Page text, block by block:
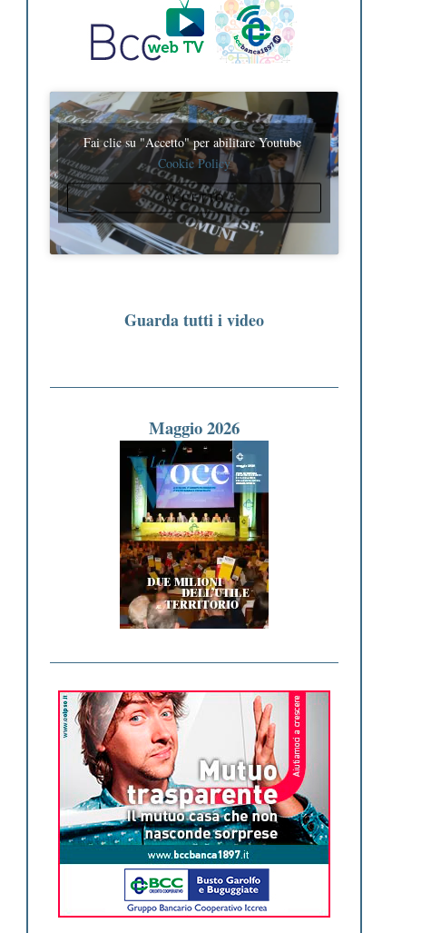
Fai clic su "Accetto" per abilitare Youtube
Cookie Policy
ACCETTO
Guarda tutti i video
Maggio 2026